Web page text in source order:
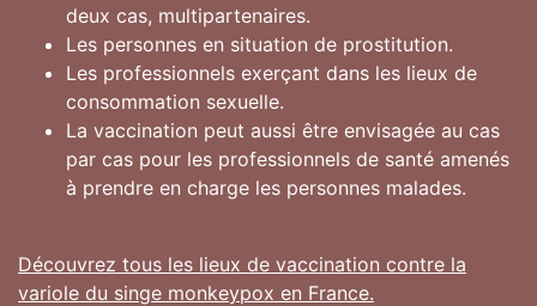
deux cas, multipartenaires.
Les personnes en situation de prostitution.
Les professionnels exerçant dans les lieux de
consommation sexuelle.
La vaccination peut aussi être envisagée au cas
par cas pour les professionnels de santé amenés
à prendre en charge les personnes malades.
Découvrez tous les lieux de vaccination contre la
variole du singe monkeypox en France.